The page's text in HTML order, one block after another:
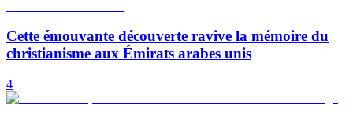
Cette émouvante découverte ravive la mémoire du
christianisme aux Émirats arabes unis
4